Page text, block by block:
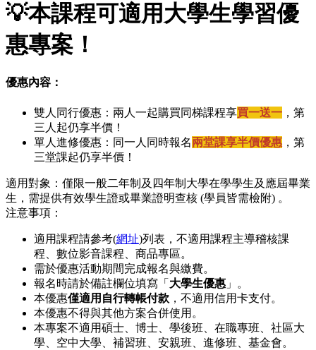
💡本課程可適用大學生學習優
惠專案！
優惠內容：
雙人同行優惠：兩人一起購買同梯課程享買一送一 ，第
三人起仍享半價！
單人進修優惠：同一人同時報名兩堂課享半價優惠 ，第
三堂課起仍享半價！
適用對象：僅限一般二年制及四年制大學在學學生及應屆畢業
生，需提供有效學生證或畢業證明查核 (學員皆需檢附) 。
注意事項：
適用課程請參考(網址)列表，不適用課程主導稽核課
程、數位影音課程、商品專區。
需於優惠活動期間完成報名與繳費。
報名時請於備註欄位填寫「 大學生優惠 」。
本優惠僅適用自行轉帳付款 ，不適用信用卡支付。
本優惠不得與其他方案合併使用。
本專案不適用碩士、博士、學後班、在職專班、社區大
學、空中大學、補習班、安親班、進修班、基金會。